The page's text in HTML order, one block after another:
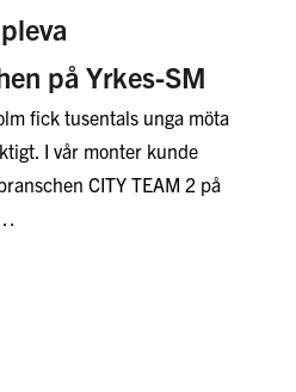
på Yrkes-SM
fick tusentals unga möta
I vår monter kunde
CITY TEAM 2 på